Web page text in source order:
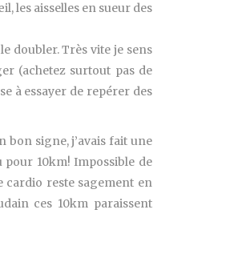
les aisselles en sueur des
doubler. Très vite je sens
(achetez surtout pas de
à essayer de repérer des
bon signe, j’avais fait une
10km! Impossible de
cardio reste sagement en
ces 10km paraissent